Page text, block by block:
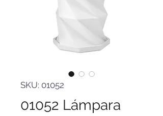
SKU: 01052
01052 Lámpara